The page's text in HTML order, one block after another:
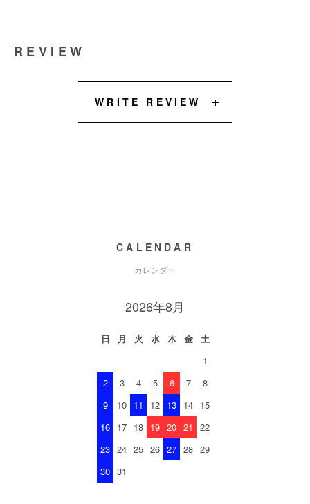
REVIEW
WRITE REVIEW
CALENDAR
カレンダー
2026年8月
日 月 火 水 木 金
土
1
2
3 4 5 6 7
8
9
10 11 12 13 14 15
16 17 18 19 20 21
22
23 24 25 26 27 28 29
30 31